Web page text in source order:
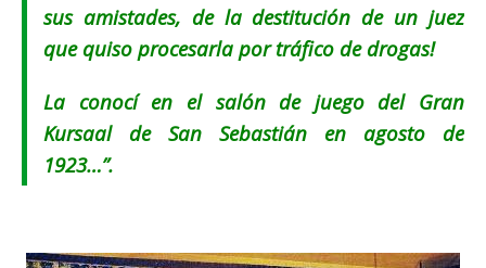
sus amistades, de la destitución de un juez
que quiso procesarla por tráfico de drogas!
La conocí en el salón de juego del Gran
Kursaal de San Sebastián en agosto de
1923…”.